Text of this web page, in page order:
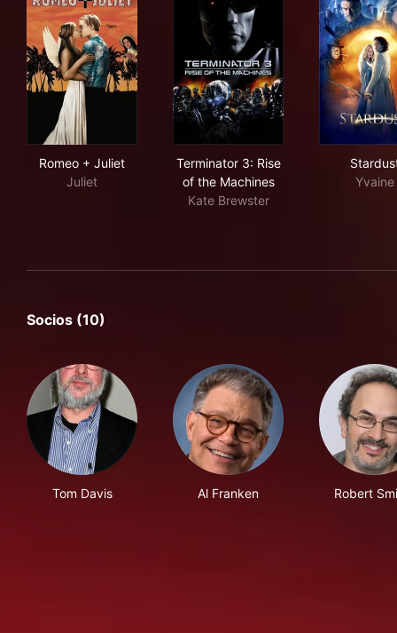
Romeo + Juliet
Juliet
Terminator 3: Rise
of the Machines
Kate Brewster
Yvaine
Socios (10)
Tom Davis Al Franken Robert